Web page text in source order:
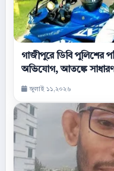
গাজীপুরে ডিবি পুলিশের
অভিযোগ, আতঙ্কে
জুলাই ১১,২০২৬